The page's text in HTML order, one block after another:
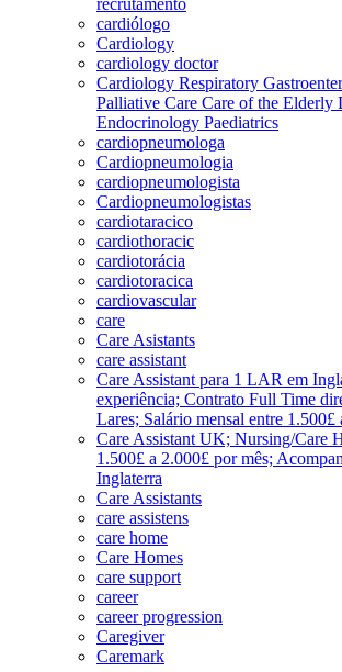
cardiólogo
Cardiology
cardiology doctor
Cardiology Respiratory
Palliative Care Care of the Elderly
Endocrinology Paediatrics
cardiopneumologa
Cardiopneumologia
cardiopneumologista
Cardiopneumologistas
cardiotaracico
cardiothoracic
cardiotorácia
cardiotoracica
cardiovascular
care
Care Asistants
care assistant
Care Assistant para 1 LAR em
experiência; Contrato Full Time
Lares; Salário mensal entre 1.500£
Care Assistant UK; Nursing/Care
1.500£ a 2.000£ por mês;
Inglaterra
Care Assistants
care assistens
care home
Care Homes
care support
career
career progression
Caregiver
Caremark